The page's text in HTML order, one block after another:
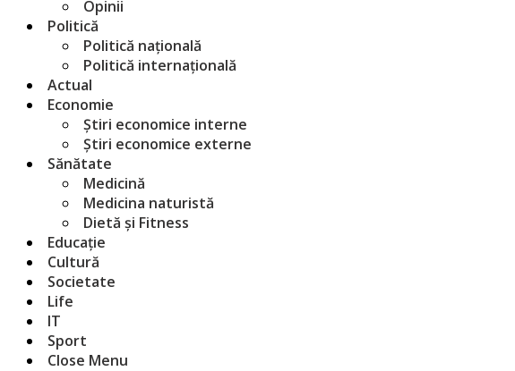
Opinii
Politică
Politică națională
Politică internațională
Actual
Economie
Știri economice interne
Știri economice externe
Sănătate
Medicină
Medicina naturistă
Dietă și Fitness
Educație
Cultură
Societate
Life
IT
Sport
Close Menu